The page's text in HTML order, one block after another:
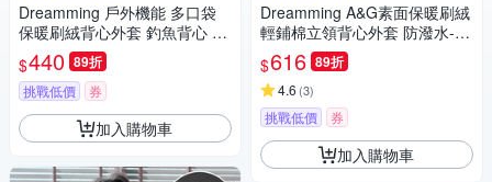
Dreamming 戶外機能 多口袋
保暖刷絨背心外套 釣魚背心 防
風-共二色
$440 89折
挑戰低價 券
加入購物車
Dreamming A&G素面保暖刷絨
輕鋪棉立領背心外套 防潑水-共
二色
$616 89折
4.6 (3)
挑戰低價 券
加入購物車